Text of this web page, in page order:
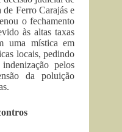
de Ferro Carajás e
o fechamento
às altas taxas
uma mística em
locais, pedindo
pelos
da poluição